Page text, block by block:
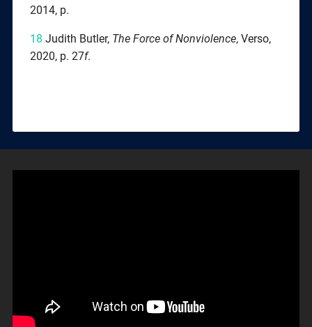
2014, p.
18 Judith Butler, The Force of Nonviolence, Verso,
2020, p. 27f.